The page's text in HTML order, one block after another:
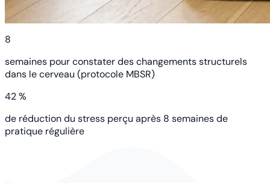
8
semaines pour constater des changements structurels
dans le cerveau (protocole MBSR)
42 %
de réduction du stress perçu après 8 semaines de
pratique régulière